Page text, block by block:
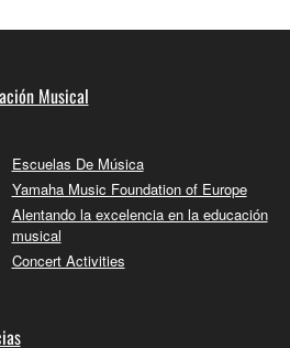
Musical
Escuelas De Música
Yamaha Music Foundation of Europe
Alentando la excelencia en la educación
musical
Concert Activities